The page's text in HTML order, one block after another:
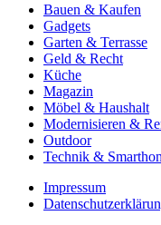
Bauen & Kaufen
Gadgets
Garten & Terrasse
Geld & Recht
Küche
Magazin
Möbel & Haushalt
Modernisieren &
Outdoor
Technik &
Impressum